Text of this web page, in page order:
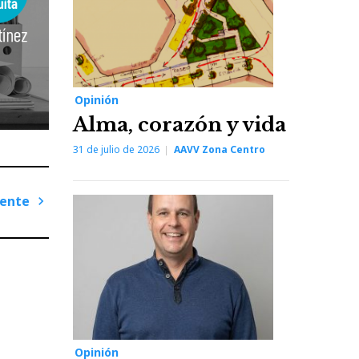
Opinión
Alma, corazón y vida
31 de julio de 2026 AAVV Zona Centro
Opinión